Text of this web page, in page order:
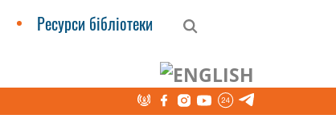
Ресурси бібліотеки